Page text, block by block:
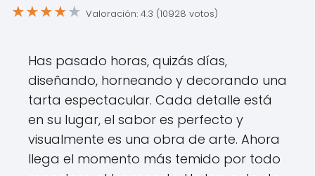
★★★★★ Valoración: 4.3 (10928 votos)
Has pasado horas, quizás días,
diseñando, horneando y decorando una
tarta espectacular. Cada detalle está
en su lugar, el sabor es perfecto y
visualmente es una obra de arte. Ahora
llega el momento más temido por todo